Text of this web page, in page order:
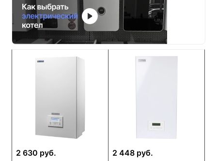
2 630 руб. 2 448 руб.